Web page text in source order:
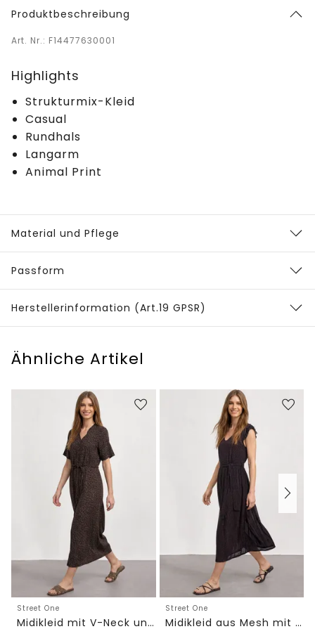
Produktbeschreibung
Art. Nr.: F14477630001
Highlights
Strukturmix-Kleid
Casual
Rundhals
Langarm
Animal Print
Material und Pflege
Passform
Herstellerinformation (Art.19 GPSR)
Ähnliche Artikel
Street One
Midikleid mit V-Neck und Leo-Print
Street One
Midikleid aus Mesh mit Leo-Print